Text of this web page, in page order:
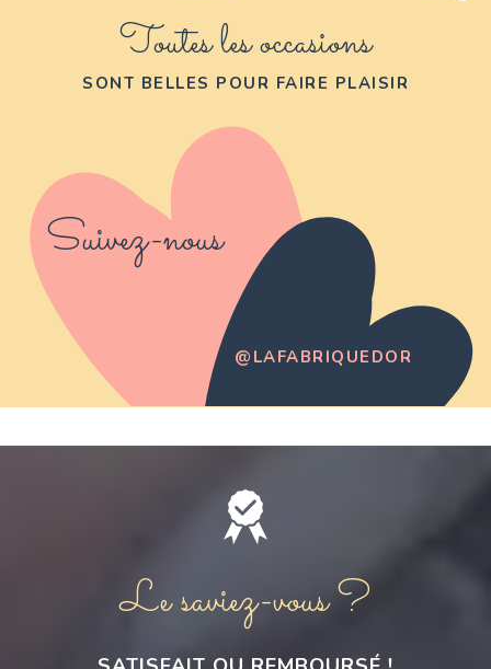
Toutes les occasions
SONT BELLES POUR FAIRE PLAISIR
Suivez-nous
@LAFABRIQUEDOR
Le saviez-vous ?